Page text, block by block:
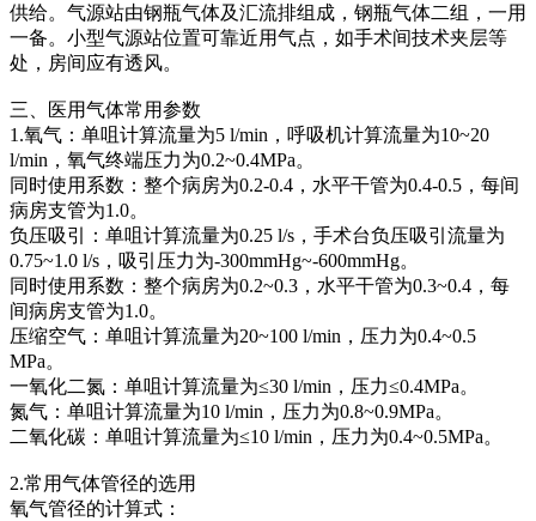
供给。气源站由钢瓶气体及汇流排组成，钢瓶气体二组，一用
一备。小型气源站位置可靠近用气点，如手术间技术夹层等
处，房间应有透风。
三、医用气体常用参数
1.氧气：单咀计算流量为5 l/min，呼吸机计算流量为10~20
l/min，氧气终端压力为0.2~0.4MPa。
同时使用系数：整个病房为0.2-0.4，水平干管为0.4-0.5，每间
病房支管为1.0。
负压吸引：单咀计算流量为0.25 l/s，手术台负压吸引流量为
0.75~1.0 l/s，吸引压力为-300mmHg~-600mmHg。
同时使用系数：整个病房为0.2~0.3，水平干管为0.3~0.4，每
间病房支管为1.0。
压缩空气：单咀计算流量为20~100 l/min，压力为0.4~0.5
MPa。
一氧化二氮：单咀计算流量为≤30 l/min，压力≤0.4MPa。
氮气：单咀计算流量为10 l/min，压力为0.8~0.9MPa。
二氧化碳：单咀计算流量为≤10 l/min，压力为0.4~0.5MPa。
2.常用气体管径的选用
氧气管径的计算式：